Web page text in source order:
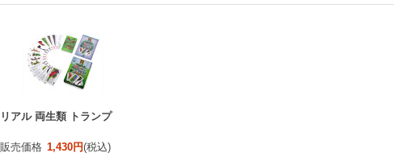
リアル 両生類 トランプ
販売価格 1,430円(税込)